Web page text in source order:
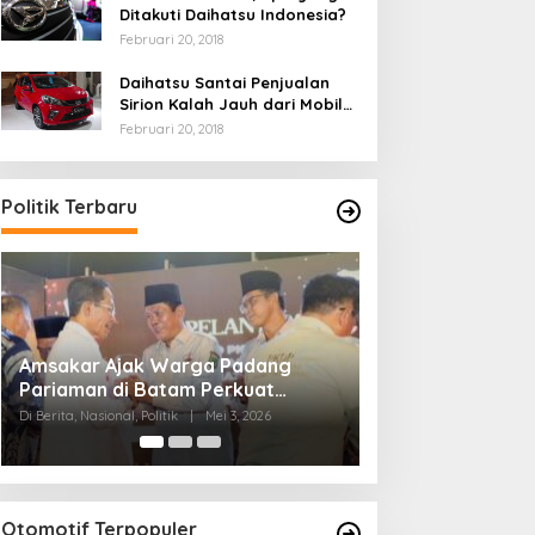
Ditakuti Daihatsu Indonesia?
Februari 20, 2018
Daihatsu Santai Penjualan
Sirion Kalah Jauh dari Mobil
LCGC
Februari 20, 2018
Politik Terbaru
Ini Dia Hubungan Partai Garuda
dengan Gerindra
Di Berita, Politik | Februari 19, 2018
Otomotif Terpopuler